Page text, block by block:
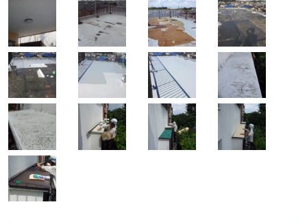
10 11 12
13 14 15 16
17 18 19 20
21